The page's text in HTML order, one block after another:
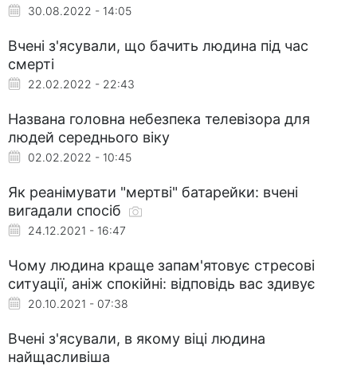
30.08.2022 - 14:05
Вчені з'ясували, що бачить людина під час
смерті
22.02.2022 - 22:43
Названа головна небезпека телевізора для
людей середнього віку
02.02.2022 - 10:45
Як реанімувати "мертві" батарейки: вчені
вигадали спосіб
24.12.2021 - 16:47
Чому людина краще запам'ятовує стресові
ситуації, аніж спокійні: відповідь вас здивує
20.10.2021 - 07:38
Вчені з'ясували, в якому віці людина
найщасливіша